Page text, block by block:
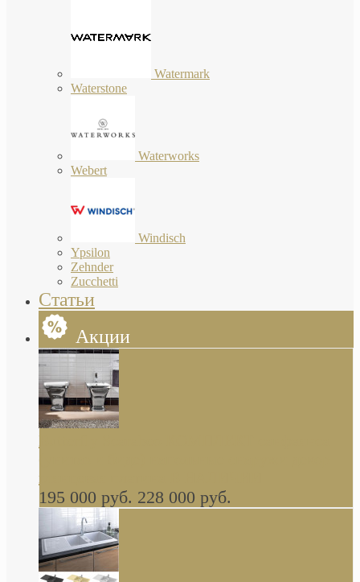
Watermark
Waterstone
Waterworks
Webert
Windisch
Ypsilon
Zehnder
Zucchetti
Статьи
Акции
Butterfly Scarabeo КОМПЛЕКТ санфаянса
глянцевая платина В НАЛИЧИИ
195 000 руб. 228 000 руб.